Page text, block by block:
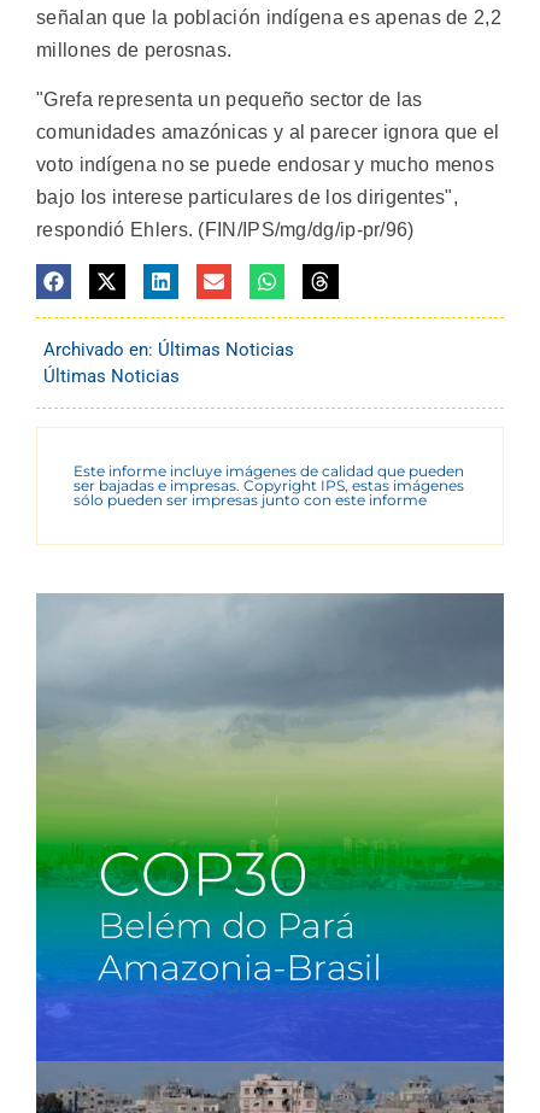
señalan que la población indígena es apenas de 2,2
millones de perosnas.
"Grefa representa un pequeño sector de las
comunidades amazónicas y al parecer ignora que el
voto indígena no se puede endosar y mucho menos
bajo los interese particulares de los dirigentes",
respondió Ehlers. (FIN/IPS/mg/dg/ip-pr/96)
Archivado en: Últimas Noticias
Últimas Noticias
Este informe incluye imágenes de calidad que pueden
ser bajadas e impresas. Copyright IPS, estas imágenes
sólo pueden ser impresas junto con este informe